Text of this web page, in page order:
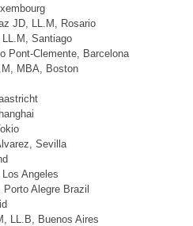
JD, LL.M, Rosario
Santiago
Pont-Clemente, Barcelona
MBA, Boston
Sevilla
Angeles
Alegre Brazil
LL.B, Buenos Aires